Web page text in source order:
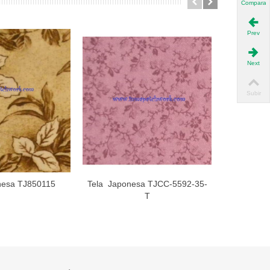
al carro
TJ850115 Añadir al carro
Tela Japonesa TJCC-5592-35-
T
Compara
Prev
Next
Subir